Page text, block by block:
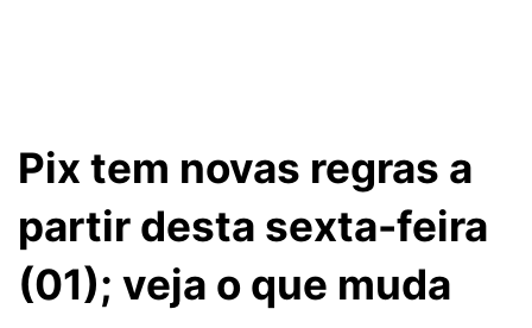
Pix tem novas regras a
partir desta sexta-feira
(01); veja o que muda